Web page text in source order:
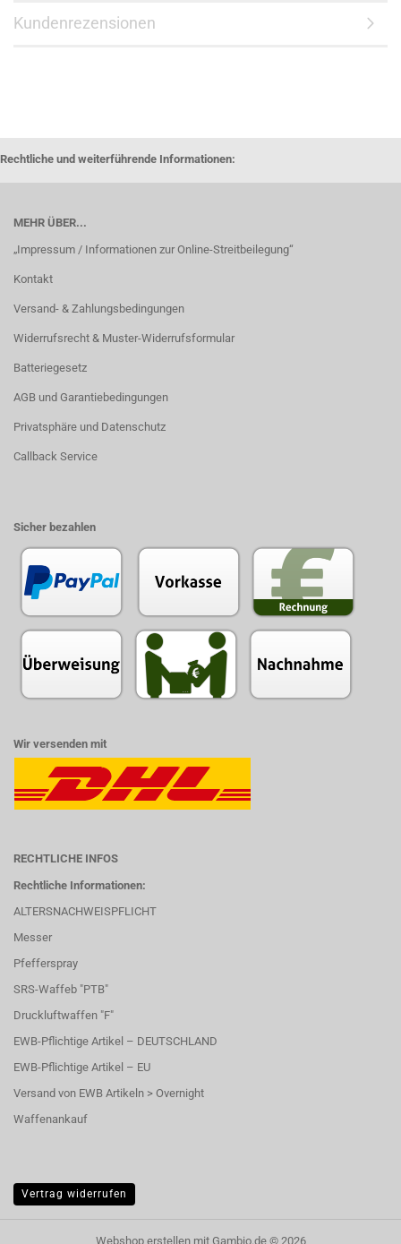
Kundenrezensionen
Rechtliche und weiterführende Informationen:
MEHR ÜBER...
„Impressum / Informationen zur Online-Streitbeilegung“
Kontakt
Versand- & Zahlungsbedingungen
Widerrufsrecht & Muster-Widerrufsformular
Batteriegesetz
AGB und Garantiebedingungen
Privatsphäre und Datenschutz
Callback Service
Sicher bezahlen
Wir versenden mit
RECHTLICHE INFOS
Rechtliche Informationen:
ALTERSNACHWEISPFLICHT
Messer
Pfefferspray
SRS-Waffeb "PTB"
Druckluftwaffen "F"
EWB-Pflichtige Artikel – DEUTSCHLAND
EWB-Pflichtige Artikel – EU
Versand von EWB Artikeln > Overnight
Waffenankauf
Vertrag widerrufen
Webshop erstellenmit Gambio.de © 2026